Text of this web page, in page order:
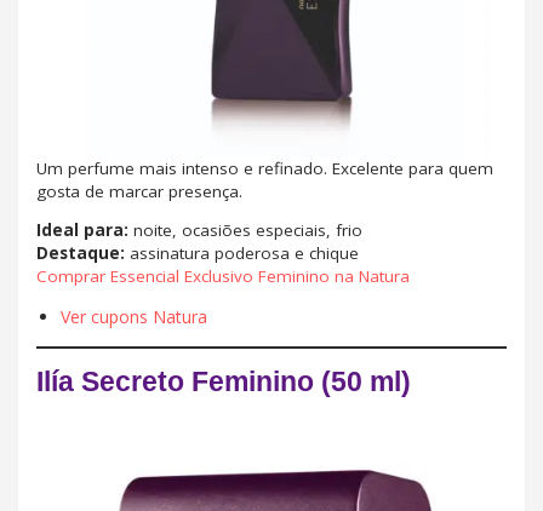
Um perfume mais intenso e refinado. Excelente para quem
gosta de marcar presença.
Ideal para: noite, ocasiões especiais, frio
Destaque: assinatura poderosa e chique
Comprar Essencial Exclusivo Feminino na Natura
Ver cupons Natura
Ilía Secreto Feminino (50 ml)